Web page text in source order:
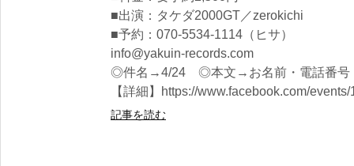
■出演：タケダ2000GT／zerokichi
■予約：070-5534-1114（ヒサ）
info@yakuin-records.com
◎件名→4/24 ◎本文→お名前・電話番号
【詳細】https://www.facebook.com/
記事を読む